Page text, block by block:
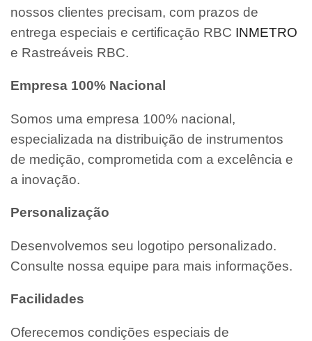
nossos clientes precisam, com prazos de
entrega especiais e certificação RBC INMETRO
e Rastreáveis RBC.
Empresa 100% Nacional
Somos uma empresa 100% nacional,
especializada na distribuição de instrumentos
de medição, comprometida com a excelência e
a inovação.
Personalização
Desenvolvemos seu logotipo personalizado.
Consulte nossa equipe para mais informações.
Facilidades
Oferecemos condições especiais de